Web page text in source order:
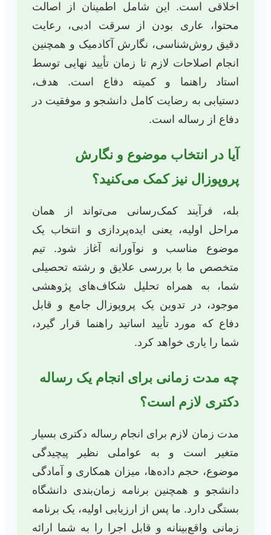
اخلاقی است. این شامل اطمینان از اصالت
محتوا، عاری بودن از سرقت ادبی، رعایت
دقیق روش‌شناسی، نگارش آکادمیک و همچنین
انجام اصلاحات لازم تا زمان تأیید نهایی توسط
استاد راهنما و کمیته دفاع است. هدف،
دستیابی به رضایت کامل دانشجو و موفقیت در
دفاع از رساله است.
آیا در انتخاب موضوع و نگارش
پروپوزال نیز کمک می‌کنید؟
بله، فرآیند کمک‌رسانی می‌تواند از همان
مراحل اولیه، یعنی ایده‌پردازی و انتخاب یک
موضوع مناسب و نوآورانه آغاز شود. تیم
متخصص ما با بررسی علایق و رشته تحصیلی
شما، به همراه تحلیل شکاف‌های پژوهشی
موجود، در تدوین یک پروپوزال جامع و قابل
دفاع که مورد تأیید اساتید راهنما قرار گیرد،
شما را یاری خواهد کرد.
چه مدت زمانی برای انجام یک رساله
دکتری لازم است؟
مدت زمان لازم برای انجام رساله دکتری بسیار
متغیر است و به عواملی نظیر پیچیدگی
موضوع، حجم داده‌ها، میزان همکاری و آمادگی
دانشجو و همچنین برنامه زمان‌بندی دانشگاه
بستگی دارد. ما پس از ارزیابی اولیه، یک برنامه
زمانی واقع‌بینانه و قابل اجرا را به شما ارائه